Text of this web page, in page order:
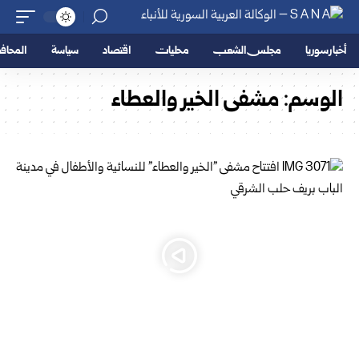
أخبار سوريا مجلس الشعب محليات اقتصاد سياسة
الوسم:مشفى الخير والعطاء